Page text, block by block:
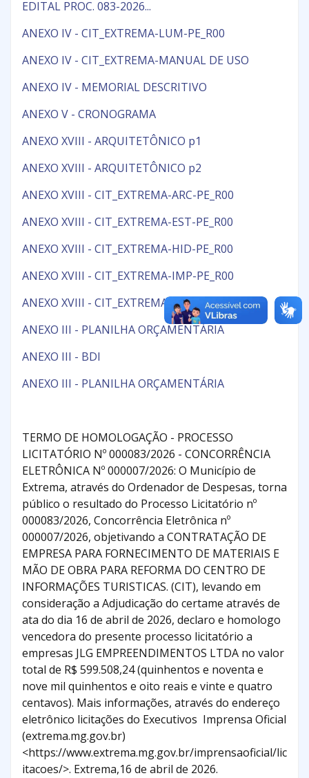
EDITAL PROC. 083-2026...
ANEXO IV - CIT_EXTREMA-LUM-PE_R00
ANEXO IV - CIT_EXTREMA-MANUAL DE USO
ANEXO IV - MEMORIAL DESCRITIVO
ANEXO V - CRONOGRAMA
ANEXO XVIII - ARQUITETÔNICO p1
ANEXO XVIII - ARQUITETÔNICO p2
ANEXO XVIII - CIT_EXTREMA-ARC-PE_R00
ANEXO XVIII - CIT_EXTREMA-EST-PE_R00
ANEXO XVIII - CIT_EXTREMA-HID-PE_R00
ANEXO XVIII - CIT_EXTREMA-IMP-PE_R00
ANEXO XVIII - CIT_EXTREMA-INC-PE_R00
ANEXO III - PLANILHA ORÇAMENTÁRIA
ANEXO III - BDI
ANEXO III - PLANILHA ORÇAMENTÁRIA
TERMO DE HOMOLOGAÇÃO - PROCESSO
LICITATÓRIO Nº 000083/2026 - CONCORRÊNCIA
ELETRÔNICA Nº 000007/2026: O Município de
Extrema, através do Ordenador de Despesas, torna
público o resultado do Processo Licitatório nº
000083/2026, Concorrência Eletrônica nº
000007/2026, objetivando a CONTRATAÇÃO DE
EMPRESA PARA FORNECIMENTO DE MATERIAIS E
MÃO DE OBRA PARA REFORMA DO CENTRO DE
INFORMAÇÕES TURISTICAS. (CIT), levando em
consideração a Adjudicação do certame através de
ata do dia 16 de abril de 2026, declaro e homologo
vencedora do presente processo licitatório a
empresas JLG EMPREENDIMENTOS LTDA no valor
total de R$ 599.508,24 (quinhentos e noventa e
nove mil quinhentos e oito reais e vinte e quatro
centavos). Mais informações, através do endereço
eletrônico licitações do Executivos Imprensa Oficial
(extrema.mg.gov.br)
<https://www.extrema.mg.gov.br/imprensaoficial/lic
itacoes/>. Extrema,16 de abril de 2026.